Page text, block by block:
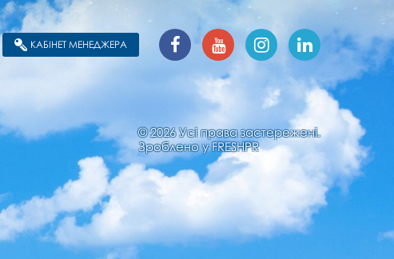
КАБІНЕТ МЕНЕДЖЕРА
© 2026 Усі права застережені.
Зроблено уFRESHPR